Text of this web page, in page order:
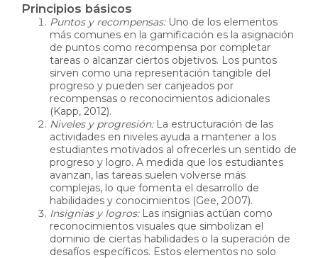
Principios básicos
Puntos y recompensas:Uno de los elementos
más comunes en la gamificación es la asignación
de puntos como recompensa por completar
tareas o alcanzar ciertos objetivos. Los puntos
sirven como una representación tangible del
progreso y pueden ser canjeados por
recompensas o reconocimientos adicionales
(Kapp, 2012).
Niveles y progresión:La estructuración de las
actividades en niveles ayuda a mantener a los
estudiantes motivados al ofrecerles un sentido de
progreso y logro. A medida que los estudiantes
avanzan, las tareas suelen volverse más
complejas, lo que fomenta el desarrollo de
habilidades y conocimientos (Gee, 2007).
Insignias y logros:Las insignias actúan como
reconocimientos visuales que simbolizan el
dominio de ciertas habilidades o la superación de
desafíos específicos. Estos elementos no solo